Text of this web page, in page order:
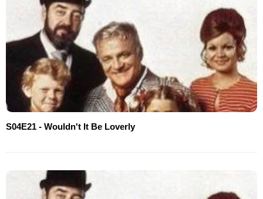
S04E21 - Wouldn't It Be Loverly